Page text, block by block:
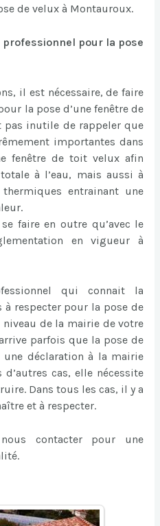
de velux à Montauroux.
pour la pose
il est nécessaire, de faire
la pose d’une fenêtre de
pas inutile de rappeler que
importantes dans
fenêtre de toit velux afin
à l’eau, mais aussi à
entrainant une
faire en outre qu’avec le
en vigueur à
qui connait la
à respecter pour la pose de
de la mairie de votre
parfois que la pose de
une déclaration à la mairie
cas, elle nécessite
Dans tous les cas, il y a
et à respecter.
contacter pour une